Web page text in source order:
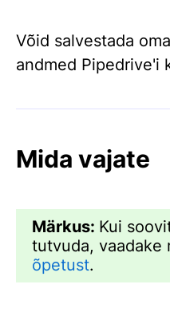
Võid salvestada
andmed Pipedrive'i
Mida vajate
Märkus: Kui
tutvuda, vaadake
õpetust.